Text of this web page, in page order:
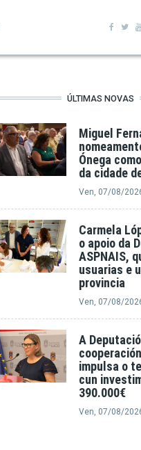
ÚLTIMAS NOVAS
Miguel
Ónega
da cidade
Ven, 07/08/
Carmela
o apoio da
ASPNAIS,
usuarias e
provincia
Ven, 07/08/
A
impulsa o
cun
390.000€
Ven, 07/08/